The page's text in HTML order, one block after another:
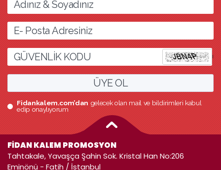
l
ÜYE OL
Fidankalem.com’dangelecek olan mail ve bildirimleri kabul
edip onaylıyorum
FİDAN KALEM PROMOSYON
Tahtakale, Yavaşça Şahin Sok. Kristal Han No:206
Eminönü - Fatih / İstanbul